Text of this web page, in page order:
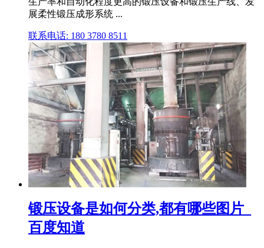
展柔性锻压成形系统 ...
联系电话: 180 3780 8511
锻压设备是如何分类,都有哪些图片_
百度知道